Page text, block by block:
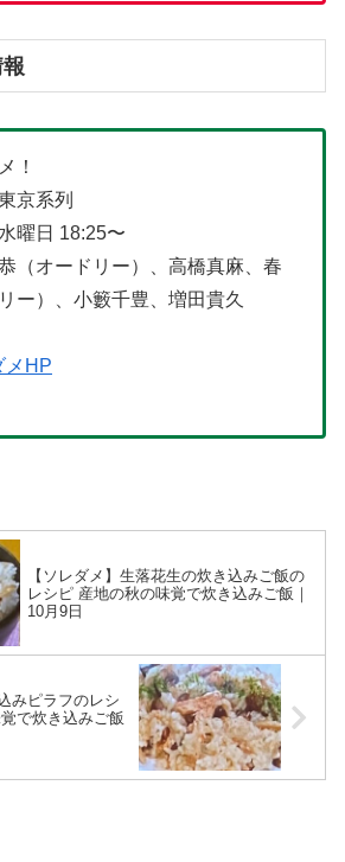
！
京系列
曜日 18:25〜
（オードリー）、高橋真麻、春
ー）、小籔千豊、増田貴久
メHP
【ソレダメ】生落花生の炊き込みご飯の
レシピ 産地の秋の味覚で炊き込みご飯｜
10月9日
みピラフのレシ
で炊き込みご飯